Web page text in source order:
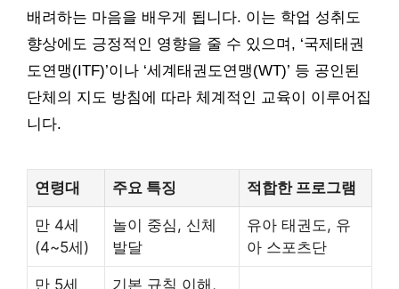
배려하는 마음을 배우게 됩니다. 이는 학업 성취도
향상에도 긍정적인 영향을 줄 수 있으며, ‘국제태권
도연맹(ITF)’이나 ‘세계태권도연맹(WT)’ 등 공인된
단체의 지도 방침에 따라 체계적인 교육이 이루어집
니다.
연령대 주요 특징 적합한 프로그램
만 4세
(4~5세)
놀이 중심, 신체
발달
유아 태권도, 유
아 스포츠단
만 5세 기본 규칙 이해,